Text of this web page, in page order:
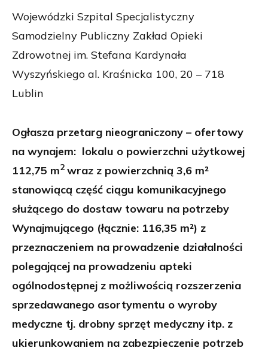
Wojewódzki Szpital Specjalistyczny
Samodzielny Publiczny Zakład Opieki
Zdrowotnej im. Stefana Kardynała
Wyszyńskiego al. Kraśnicka 100, 20 – 718
Lublin
Ogłasza przetarg nieograniczony – ofertowy
na wynajem: lokalu o powierzchni użytkowej
112,75 m2 wraz z powierzchnią 3,6 m²
stanowiącą część ciągu komunikacyjnego
służącego do dostaw towaru na potrzeby
Wynajmującego (łącznie: 116,35 m²) z
przeznaczeniem na prowadzenie działalności
polegającej na prowadzeniu apteki
ogólnodostępnej z możliwością rozszerzenia
sprzedawanego asortymentu o wyroby
medyczne tj. drobny sprzęt medyczny itp. z
ukierunkowaniem na zabezpieczenie potrzeb